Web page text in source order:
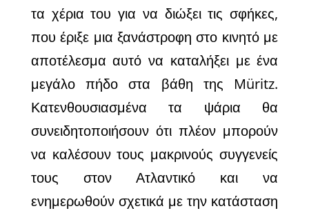
τα χέρια του για να διώξει τις σφήκες,
που έριξε μια ξανάστροφη στο κινητό με
αποτέλεσμα αυτό να καταλήξει με ένα
μεγάλο πήδο στα βάθη της Müritz.
Κατενθουσιασμένα τα ψάρια θα
συνειδητοποιήσουν ότι πλέον μπορούν
να καλέσουν τους μακρινούς συγγενείς
τους στον Ατλαντικό και να
ενημερωθούν σχετικά με την κατάσταση